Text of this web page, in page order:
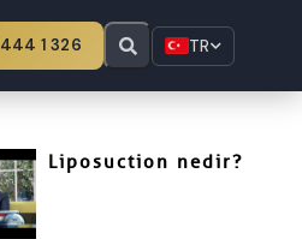
444 1 326 TR
Liposuction nedir?